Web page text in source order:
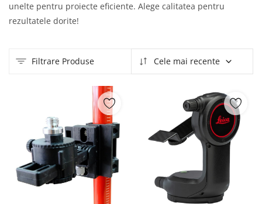
unelte pentru proiecte eficiente. Alege calitatea pentru
rezultatele dorite!
Filtrare Produse Cele mai recente